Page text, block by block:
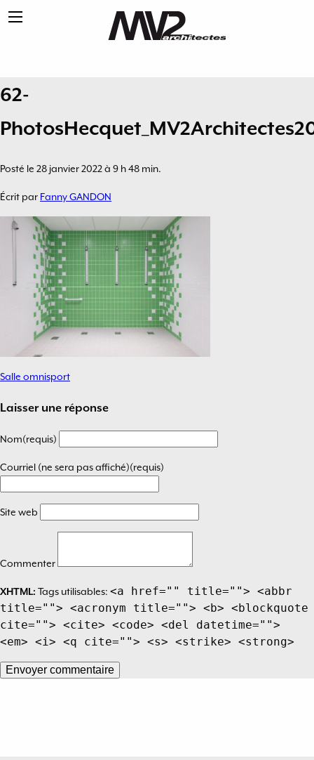
62-
Posté le 28 janvier 2022 à 9 h 48 min.
Écrit par Fanny GANDON
Navigation
de
l’article
Salle omnisport
Laisser une réponse
Nom(requis)
Courriel (ne sera pas affiché)(requis)
Site web
Commenter
XHTML: Tags utilisables: <a href="" title=""> <abbr
title=""> <acronym title=""> <b> <blockquote
cite=""> <cite> <code> <del datetime="">
<em> <i> <q cite=""> <s> <strike> <strong>